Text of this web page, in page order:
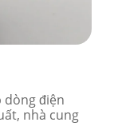
dòng điện
nhà cung